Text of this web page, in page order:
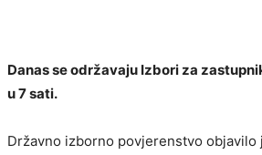
Danas se održavaju Izbori za
u 7 sati.
Državno izborno povjerenstvo objavilo